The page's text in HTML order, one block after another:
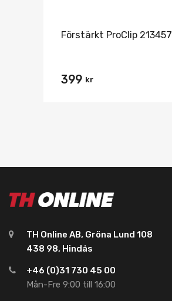
Förstärkt ProClip 213457
399 kr
TH Online AB, Gröna Lund 108
438 98, Hindås
+46 (0)31 730 45 00
Mån-Fre 9:00 till 16:00